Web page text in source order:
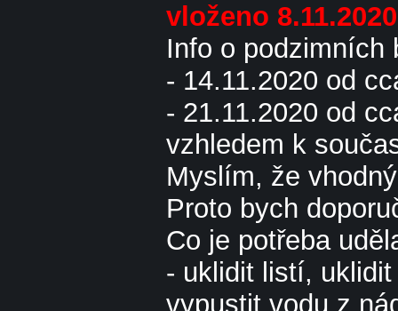
vloženo
Info o podzimních
- 14.11.2020 od
- 21.11.2020 od
vzhledem k
Myslím, že
Proto bych
Co je potřeba
- uklidit listí,
vypustit vodu z